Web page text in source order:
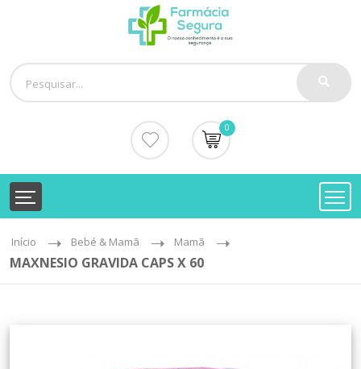
0
Início Bebé & Mamã Mamã
MAXNESIO GRAVIDA CAPS X 60